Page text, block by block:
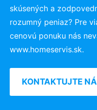
skúsených a
rozumný peniaz? Pre
cenovú ponuku nás
www.homeservis.sk.
KONTAKTUJTE